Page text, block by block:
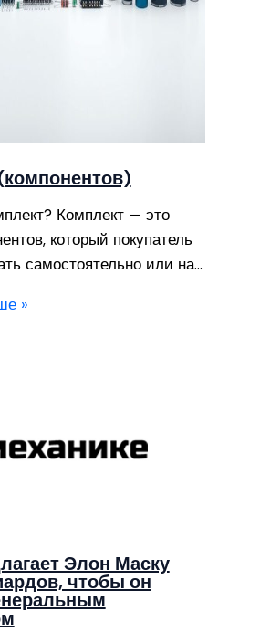
Комплект — это
который покупатель
самостоятельно или на…
»
Элон Маску
чтобы он